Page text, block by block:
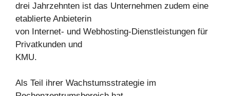
drei Jahrzehnten ist das Unternehmen zudem eine
etablierte Anbieterin
von Internet- und Webhosting-Dienstleistungen für
Privatkunden und
KMU.
Als Teil ihrer Wachstumsstrategie im